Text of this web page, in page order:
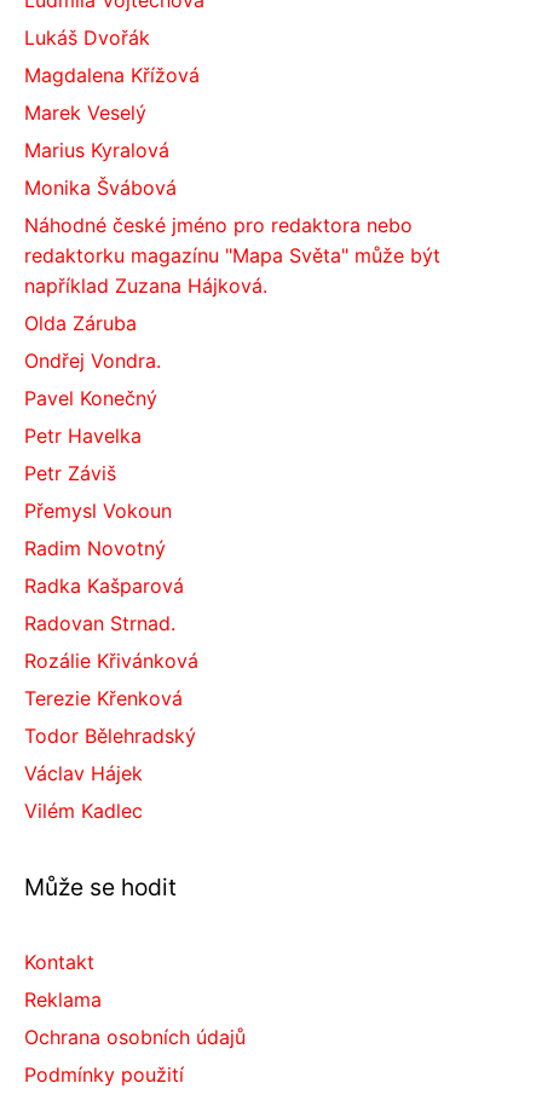
Lukáš Dvořák
Magdalena Křížová
Marek Veselý
Marius Kyralová
Monika Švábová
Náhodné české jméno pro redaktora nebo
redaktorku magazínu "Mapa Světa" může být
například Zuzana Hájková.
Olda Záruba
Ondřej Vondra.
Pavel Konečný
Petr Havelka
Petr Záviš
Přemysl Vokoun
Radim Novotný
Radka Kašparová
Radovan Strnad.
Rozálie Křivánková
Terezie Křenková
Todor Bělehradský
Václav Hájek
Vilém Kadlec
Může se hodit
Kontakt
Reklama
Ochrana osobních údajů
Podmínky použití